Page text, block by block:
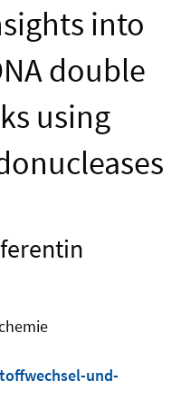
into
double
using
und-